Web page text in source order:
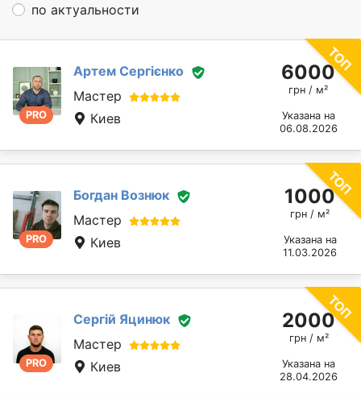
по актуальности
PRO
Артем Сергієнко
Мастер
Киев
6000
грн / м²
Указана на
06.08.2026
PRO
Богдан Вознюк
Мастер
Киев
1000
грн / м²
Указана на
11.03.2026
PRO
Сергій Яцинюк
Мастер
Киев
2000
грн / м²
Указана на
28.04.2026